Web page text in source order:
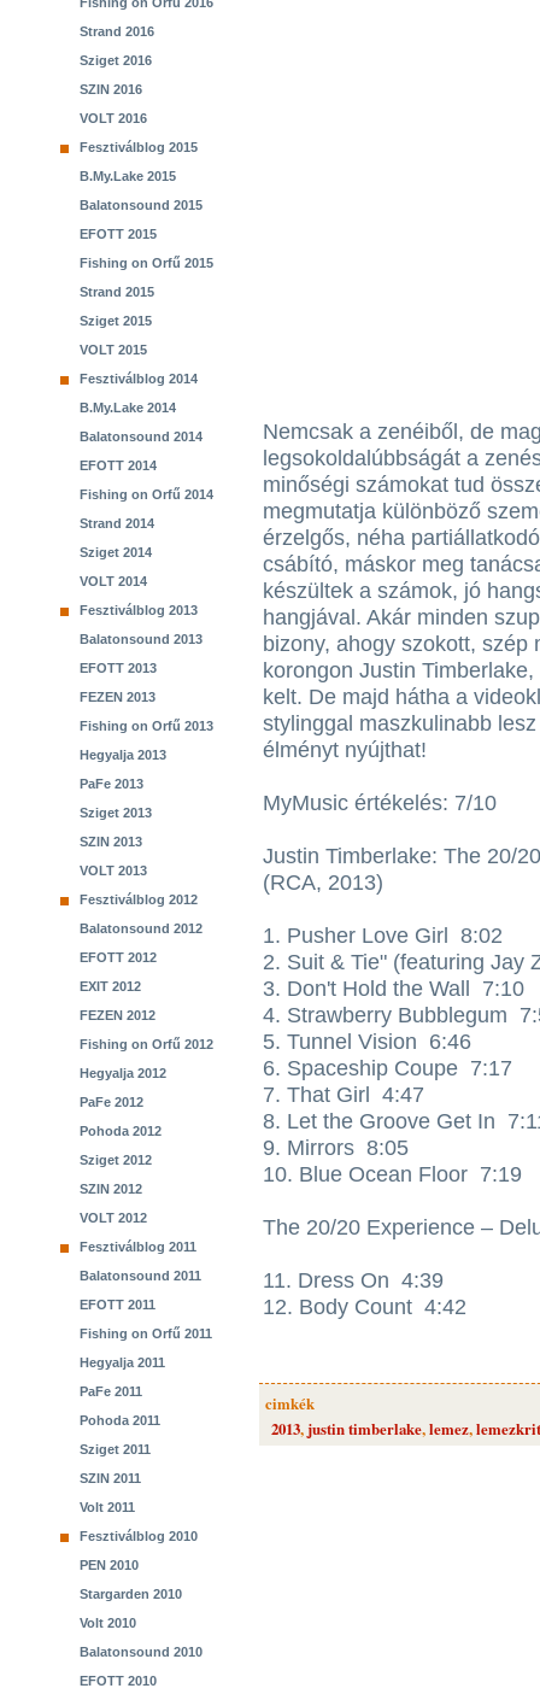
Strand 2016
Sziget 2016
SZIN 2016
VOLT 2016
Fesztiválblog 2015
B.My.Lake 2015
Balatonsound 2015
EFOTT 2015
Fishing on Orfű 2015
Strand 2015
Sziget 2015
VOLT 2015
Fesztiválblog 2014
B.My.Lake 2014
Balatonsound 2014
EFOTT 2014
Fishing on Orfű 2014
Strand 2014
Sziget 2014
VOLT 2014
Fesztiválblog 2013
Balatonsound 2013
EFOTT 2013
FEZEN 2013
Fishing on Orfű 2013
Hegyalja 2013
PaFe 2013
Sziget 2013
SZIN 2013
VOLT 2013
Fesztiválblog 2012
Balatonsound 2012
EFOTT 2012
EXIT 2012
FEZEN 2012
Fishing on Orfű 2012
Hegyalja 2012
PaFe 2012
Pohoda 2012
Sziget 2012
SZIN 2012
VOLT 2012
Fesztiválblog 2011
Balatonsound 2011
EFOTT 2011
Fishing on Orfű 2011
Hegyalja 2011
PaFe 2011
Pohoda 2011
Sziget 2011
SZIN 2011
Volt 2011
Fesztiválblog 2010
PEN 2010
Stargarden 2010
Volt 2010
Balatonsound 2010
EFOTT 2010
Nemcsak a zenéiből, de
legsokoldalúbbságát a
minőségi számokat tud
megmutatja különböző
érzelgős, néha
csábító, máskor meg
készültek a számok, jó
hangjával. Akár minden
bizony, ahogy szokott,
korongon Justin
kelt. De majd hátha a
stylinggal maszkulinabb
élményt nyújthat!
MyMusic értékelés: 7/10
Justin Timberlake: The 20/
(RCA, 2013)
1. Pusher Love Girl 8:02
2. Suit & Tie" (featuring Jay
3. Don't Hold the Wall 7:10
4. Strawberry Bubblegum
5. Tunnel Vision 6:46
6. Spaceship Coupe 7:17
7. That Girl 4:47
8. Let the Groove Get In
9. Mirrors 8:05
10. Blue Ocean Floor 7:19
The 20/20 Experience –
11. Dress On 4:39
12. Body Count 4:42
cimkék
2013, justin timberlake,lemez,